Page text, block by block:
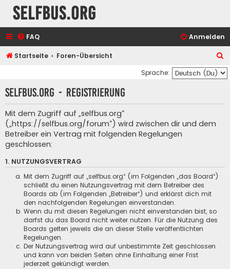
selfbus.org
FAQ Anmelden
Startseite Foren-Übersicht
u
c
Sprache:
selfbus.org - Registrierung
Mit dem Zugriff auf „selfbus.org“
(„https://selfbus.org/forum“) wird zwischen dir und dem
Betreiber ein Vertrag mit folgenden Regelungen
geschlossen:
1. NUTZUNGSVERTRAG
Mit dem Zugriff auf „selfbus.org“ (im Folgenden „das Board“)
schließt du einen Nutzungsvertrag mit dem Betreiber des
Boards ab (im Folgenden „Betreiber“) und erklärst dich mit
den nachfolgenden Regelungen einverstanden.
Wenn du mit diesen Regelungen nicht einverstanden bist, so
darfst du das Board nicht weiter nutzen. Für die Nutzung des
Boards gelten jeweils die an dieser Stelle veröffentlichten
Regelungen.
Der Nutzungsvertrag wird auf unbestimmte Zeit geschlossen
und kann von beiden Seiten ohne Einhaltung einer Frist
jederzeit gekündigt werden.